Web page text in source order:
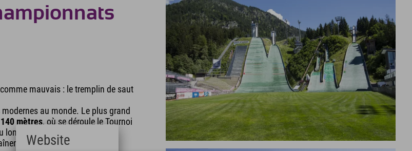
mauvais : le tremplin de saut
au monde. Le plus grand
140 mètres, où se déroule le Tournoi
de l'année, les sauteurs du
Website